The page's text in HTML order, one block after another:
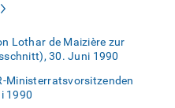
Lothar de Maizière zur
30. Juni 1990
Ministerratsvorsitzenden
1990